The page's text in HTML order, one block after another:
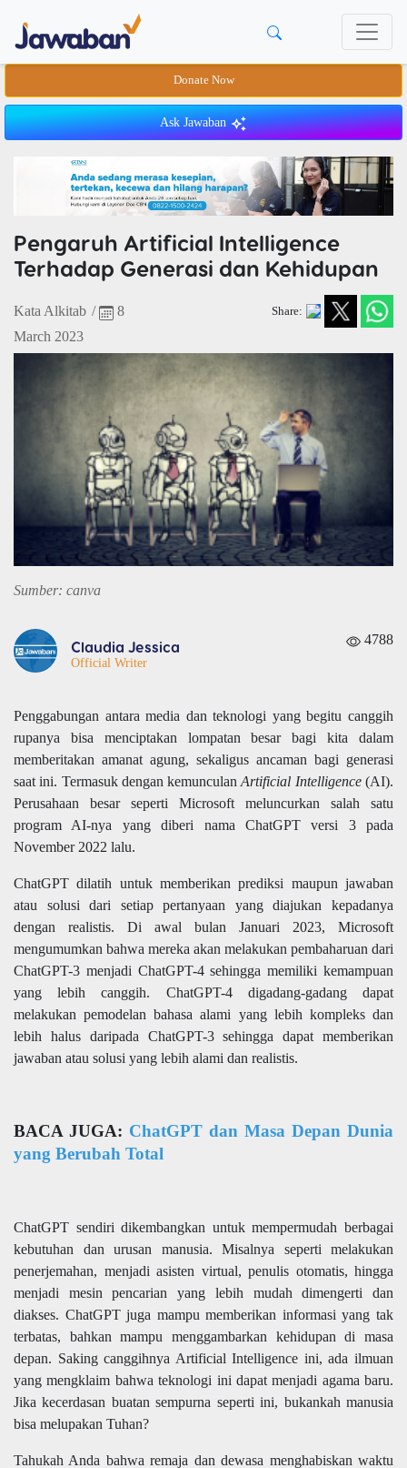
Donate Now
Ask Jawaban
Pengaruh Artificial Intelligence
Terhadap Generasi dan Kehidupan
Kata Alkitab /
8
March 2023
Share:
Sumber: canva
Claudia Jessica
Official Writer
4788
Penggabungan antara media dan teknologi yang begitu canggih
rupanya bisa menciptakan lompatan besar bagi kita dalam
memberitakan amanat agung, sekaligus ancaman bagi generasi
saat ini. Termasuk dengan kemunculanArtificial Intelligence(AI).
Perusahaan besar seperti Microsoft meluncurkan salah satu
program AI-nya yang diberi nama ChatGPT versi 3 pada
November 2022 lalu.
ChatGPT dilatih untuk memberikan prediksi maupun jawaban
atau solusi dari setiap pertanyaan yang diajukan kepadanya
dengan realistis. Di awal bulan Januari 2023, Microsoft
mengumumkan bahwa mereka akan melakukan pembaharuan dari
ChatGPT-3 menjadi ChatGPT-4 sehingga memiliki kemampuan
yang lebih canggih. ChatGPT-4 digadang-gadang dapat
melakukan pemodelan bahasa alami yang lebih kompleks dan
lebih halus daripada ChatGPT-3 sehingga dapat memberikan
jawaban atau solusi yang lebih alami dan realistis.
BACA JUGA: ChatGPT dan Masa Depan Dunia
yang Berubah Total
ChatGPT sendiri dikembangkan untuk mempermudah berbagai
kebutuhan dan urusan manusia. Misalnya seperti melakukan
penerjemahan, menjadi asisten virtual, penulis otomatis, hingga
menjadi mesin pencarian yang lebih mudah dimengerti dan
diakses. ChatGPT juga mampu memberikan informasi yang tak
terbatas, bahkan mampu menggambarkan kehidupan di masa
depan. Saking canggihnya Artificial Intelligence ini, ada ilmuan
yang mengklaim bahwa teknologi ini dapat menjadi agama baru.
Jika kecerdasan buatan sempurna seperti ini, bukankah manusia
bisa melupakan Tuhan?
Tahukah Anda bahwa remaja dan dewasa menghabiskan waktu